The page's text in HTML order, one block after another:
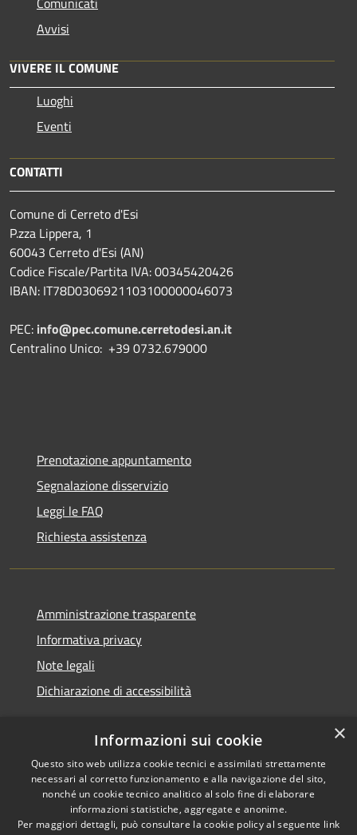
Avvisi
VIVERE IL COMUNE
Luoghi
Eventi
CONTATTI
Comune di Cerreto d'Esi
P.zza Lippera, 1
60043 Cerreto d'Esi (AN)
Codice Fiscale/Partita IVA: 00345420426
IBAN: IT78D0306921103100000046073
PEC: info@pec.comune.cerretodesi.an.it
Centralino Unico: +39 0732.679000
Prenotazione appuntamento
Segnalazione disservizio
Leggi le FAQ
Richiesta assistenza
Amministrazione trasparente
Informativa privacy
Note legali
Dichiarazione di accessibilità
RSS
Accessibilità
Cookie
Copyright © 2026 • Comune di
Cerreto d'Esi • Powered by
Municipium•Accesso
redazione
×
Informazioni sui cookie
Questo sito web utilizza cookie tecnici e assimilati strettamente
necessari al corretto funzionamento e alla navigazione del sito,
nonché un cookie tecnico analitico al solo fine di elaborare
informazioni statistiche, aggregate e anonime.
Per maggiori dettagli, può consultare la cookie policy al seguente link